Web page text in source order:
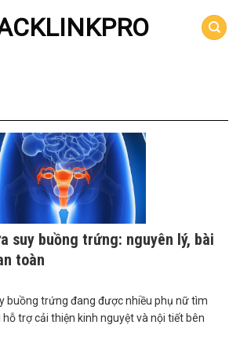
suy buồng trứng: nguyên lý, bài
toàn
buồng trứng đang được nhiều phụ nữ tìm
trợ cải thiện kinh nguyệt và nội tiết bên